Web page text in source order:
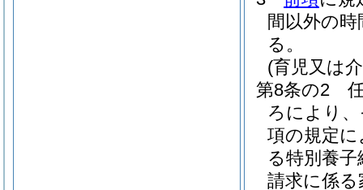
間以外の
る。
(育児又は
第8条の2
ろにより
項の規定
る特別養
請求に係